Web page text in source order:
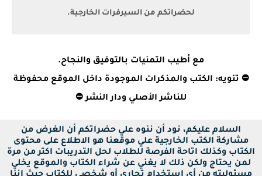
لحضراتكم من السيرفرات الخارجية.
مع أطيب التمنيات بالتوفيق والنجاح.
⛔ تنويه: الكتب والمذكرات الموجودة داخل الموقع محفوظة
للناشر الأصلي ودار النشر ⛔
السلام عليكم، نود أن ننوه علي حضراتكم أن الغرض من
مشاركة الكتب الخارجية علي موقعنا هو الاطلاع على محتوى
الكتاب وكذلك اتاحة الفرصة للطلاب لحل التدريبات اكتر من مرة
لمن يحتاج ولكن ذلك لا يغني عن شراء الكتاب والموقع يخلي